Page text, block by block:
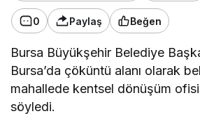
0 Paylaş Beğen
Bursa Büyükşehir Belediye
Bursa’da çöküntü alanı olarak
mahallede kentsel dönüşüm ofisi
söyledi.